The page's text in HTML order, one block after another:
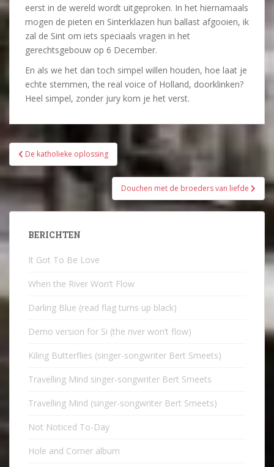
eerst in de wereld wordt uitgeproken. In het hiernamaals
mogen de pieten en Sinterklazen hun ballast afgooien, ik
zal de Sint om iets speciaals vragen in het
gerechtsgebouw op 6 December.
En als we het dan toch simpel willen houden, hoe laat je
echte stemmen, the real voice of Holland, doorklinken?
Heel simpel, zonder jury kom je het verst.
Bericht
navigatie
De katholieke oplossing
Douchen met de broeders van liefde
BERICHTEN
It Got To Be Love
When the River Won’t Flow
Darling Blue (read flag turns up black)
Demo version for Si (the river won’t flow)
Kiling Butterflies (singer-songwriter Bert Smeets)
Travelling Mind singer-songwriter Bert Smeets
Travelling Mind (singer-songwriter Bert Smeets)
Not Noticed To-Day
Hole and Corner album